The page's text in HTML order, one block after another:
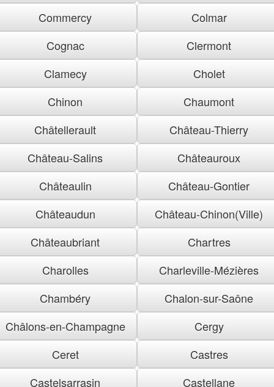
Commercy
Colmar
Cognac
Clermont
Clamecy
Cholet
Chinon
Chaumont
Châtellerault
Château-Thierry
Château-Salins
Châteauroux
Châteaulin
Château-Gontier
Châteaudun
Château-Chinon(Ville)
Châteaubriant
Chartres
Charolles
Charleville-Mézières
Chambéry
Chalon-sur-Saône
Châlons-en-Champagne
Cergy
Ceret
Castres
Castelsarrasin
Castellane